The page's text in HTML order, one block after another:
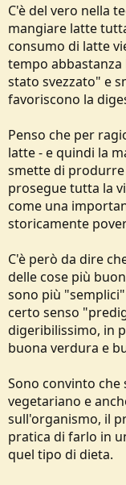
C'è del vero nella
mangiare latte
consumo di latte
tempo abbastanza
stato svezzato" e
favoriscono la
Penso che per
latte - e quindi la
smette di
prosegue tutta la
come una
storicamente
C'è però da dire
delle cose più
sono più
certo senso
digeribilissimo, in
buona verdura e
Sono convinto
vegetariano e
sull'organismo, il
pratica di farlo in
quel tipo di dieta.